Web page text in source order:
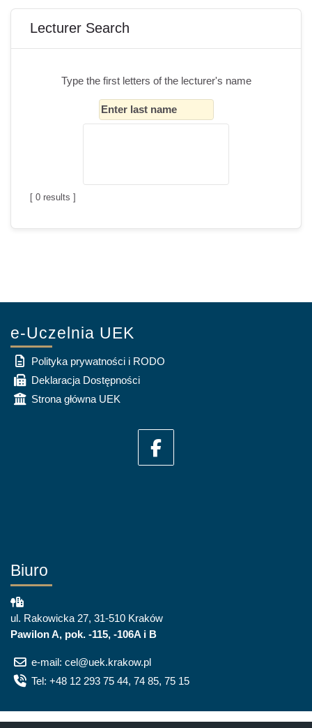
Blöcke
Lecturer Search
Type the first letters of the lecturer's name
[ 0 results ]
e-Uczelnia UEK
Polityka prywatności i RODO
Deklaracja Dostępności
Strona główna UEK
Biuro
ul. Rakowicka 27, 31-510 Kraków
Pawilon A, pok. -115, -106A i B
e-mail: cel@uek.krakow.pl
Tel: +48 12 293 75 44, 74 85, 75 15